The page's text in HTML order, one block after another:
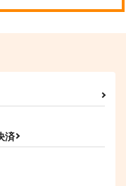
済